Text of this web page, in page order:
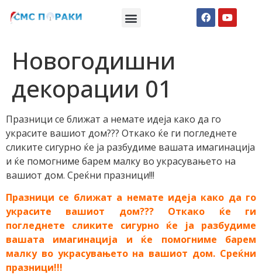
Новогодишни
декорации 01
Празници се ближат а немате идеја како да го
украсите вашиот дом??? Откако ќе ги погледнете
сликите сигурно ќе ја разбудиме вашата имагинација
и ќе помогниме барем малку во украсувањето на
вашиот дом. Среќни празници!!!
Празници се ближат а немате идеја како да го
украсите вашиот дом??? Откако ќе ги
погледнете сликите сигурно ќе ја разбудиме
вашата имагинација и ќе помогниме барем
малку во украсувањето на вашиот дом. Среќни
празници!!!